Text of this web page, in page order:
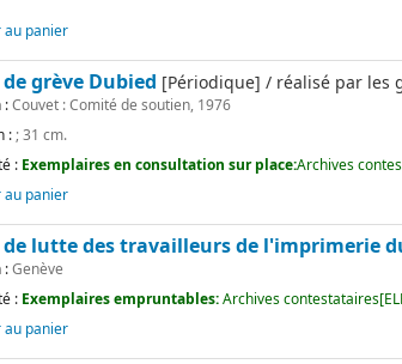
au panier
grève Dubied [Périodique] / réalisé par les
:Couvet : Comité de soutien, 1976
:; 31 cm.
: Exemplaires en consultation sur place:Archives
au panier
lutte des travailleurs de l'imprimerie
:Genève
: Exemplaires empruntables:Archives
au panier